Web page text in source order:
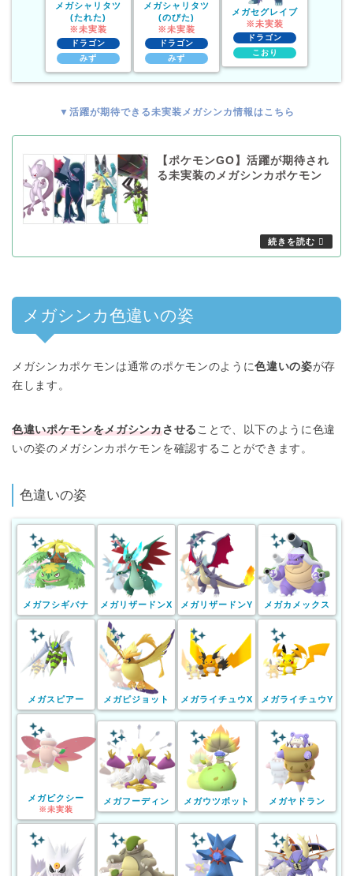
メガシャリタツ
(たれた)
※未実装
ドラゴン
みず
メガシャリタツ
(のびた)
※未実装
ドラゴン
みず
メガセグレイブ
※未実装
ドラゴン
こおり
▼活躍が期待できる未実装メガシンカ情報はこちら
【ポケモンGO】活躍が期待され
る未実装のメガシンカポケモン
メガシンカ色違いの姿
メガシンカポケモンは通常のポケモンのように色違いの姿が存
在します。
色違いポケモンをメガシンカさせる ことで、以下のように色違
いの姿のメガシンカポケモンを確認することができます。
色違いの姿
メガフシギバナ メガリザードンX メガリザードンY メガカメックス
メガスピアー メガピジョット メガライチュウX メガライチュウY
メガピクシー
※未実装
メガフーディン メガウツボット メガヤドラン